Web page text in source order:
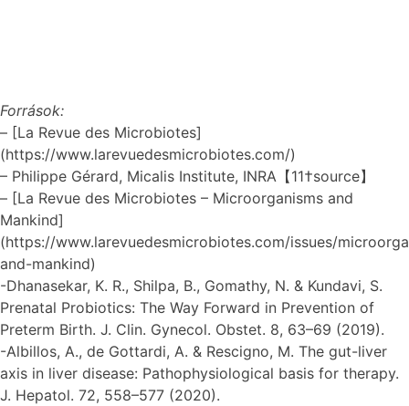
Források:
– [La Revue des Microbiotes]
(https://www.larevuedesmicrobiotes.com/)
– Philippe Gérard, Micalis Institute, INRA【11†source】
– [La Revue des Microbiotes – Microorganisms and
Mankind]
(https://www.larevuedesmicrobiotes.com/issues/
and-mankind)
-Dhanasekar, K. R., Shilpa, B., Gomathy, N. & Kundavi, S.
Prenatal Probiotics: The Way Forward in Prevention of
Preterm Birth. J. Clin. Gynecol. Obstet. 8, 63–69 (2019).
-Albillos, A., de Gottardi, A. & Rescigno, M. The gut-liver
axis in liver disease: Pathophysiological basis for therapy.
J. Hepatol. 72, 558–577 (2020).